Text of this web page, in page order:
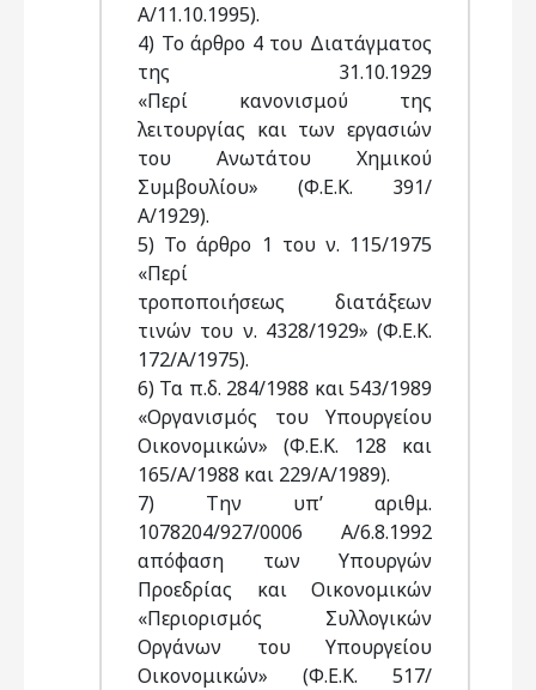
Α/11.10.1995).
4) Το άρθρο 4 του Διατάγματος
της 31.10.1929
«Περί κανονισμού της
λειτουργίας και των εργασιών
του Ανωτάτου Χημικού
Συμβουλίου» (Φ.Ε.Κ. 391/
Α/1929).
5) Το άρθρο 1 του ν. 115/1975
«Περί
τροποποιήσεως διατάξεων
τινών του ν. 4328/1929» (Φ.Ε.Κ.
172/Α/1975).
6) Τα π.δ. 284/1988 και 543/1989
«Οργανισμός του Υπουργείου
Οικονομικών» (Φ.Ε.Κ. 128 και
165/Α/1988 και 229/Α/1989).
7) Την υπ’ αριθμ.
1078204/927/0006 Α/6.8.1992
απόφαση των Υπουργών
Προεδρίας και Οικονομικών
«Περιορισμός Συλλογικών
Οργάνων του Υπουργείου
Οικονομικών» (Φ.Ε.Κ. 517/